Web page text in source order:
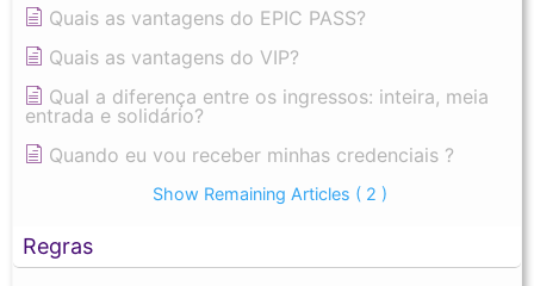
Quais as vantagens do EPIC PASS?
Quais as vantagens do VIP?
Qual a diferença entre os ingressos: inteira, meia
entrada e solidário?
Quando eu vou receber minhas credenciais ?
Show Remaining Articles ( 2 )
Regras